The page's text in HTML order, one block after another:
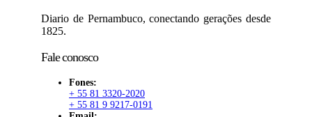
Diario de Pernambuco, conectando gerações desde
1825.
Fale conosco
Fones:
+ 55 81 3320-2020
+ 55 81 9 9217-0191